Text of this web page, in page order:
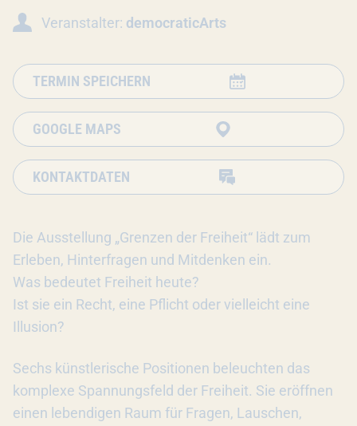
Veranstalter: democraticArts
TERMIN SPEICHERN
GOOGLE MAPS
KONTAKTDATEN
Die Ausstellung „Grenzen der Freiheit“ lädt zum
Erleben, Hinterfragen und Mitdenken ein.
Was bedeutet Freiheit heute?
Ist sie ein Recht, eine Pflicht oder vielleicht eine
Illusion?
Sechs künstlerische Positionen beleuchten das
komplexe Spannungsfeld der Freiheit. Sie eröffnen
einen lebendigen Raum für Fragen, Lauschen,